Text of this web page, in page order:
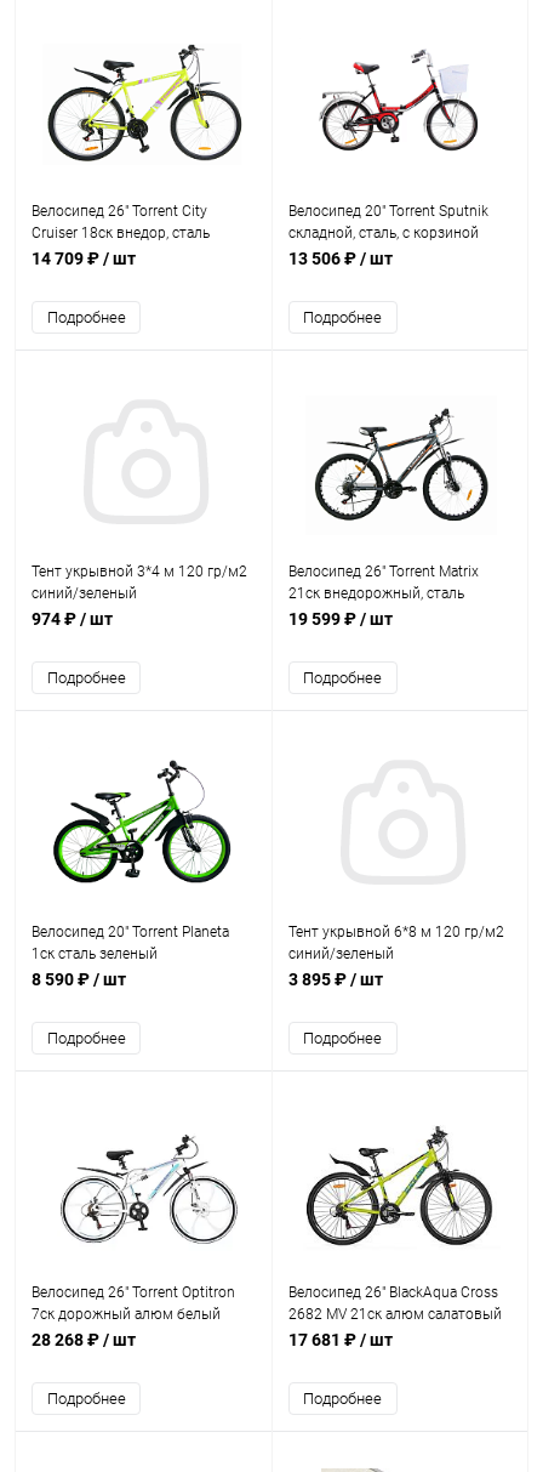
Велосипед 26" Torrent City
Cruiser 18ск внедор, сталь
салатовый
14 709 ₽/ шт
Подробнее
Велосипед 20" Torrent Sputnik
складной, сталь, с корзиной
детский черно-красный
13 506 ₽/ шт
Подробнее
Тент укрывной 3*4 м 120 гр/м2
синий/зеленый
974 ₽/ шт
Подробнее
Велосипед 26" Torrent Matrix
21ск внедорожный, сталь
матовый серый
19 599 ₽/ шт
Подробнее
Велосипед 20" Torrent Planeta
1ск сталь зеленый
8 590 ₽/ шт
Подробнее
Тент укрывной 6*8 м 120 гр/м2
синий/зеленый
3 895 ₽/ шт
Подробнее
Велосипед 26" Torrent Optitron
7ск дорожный алюм белый
28 268 ₽/ шт
Подробнее
Велосипед 26" BlackAqua Cross
2682 MV 21ск алюм салатовый
(триггер)
17 681 ₽/ шт
Подробнее